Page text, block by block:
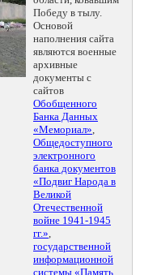
Победу в тылу.
Основой
наполнения сайта
являются военные
архивные
документы с
сайтов
Обобщенного
Банка Данных
«Мемориал»,
Общедоступного
электронного
банка документов
«Подвиг Народа в
Великой
Отечественной
войне 1941-1945
гг.»,
государственной
информационной
системы «Память